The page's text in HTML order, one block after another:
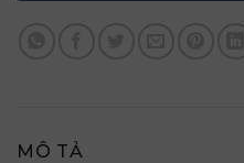
MÔ TẢ